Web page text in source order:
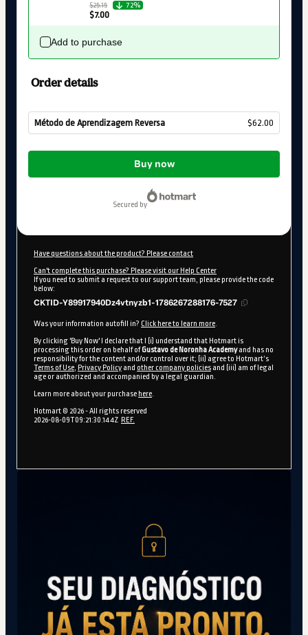
$25.15
72%
$7.00
Add to purchase
Order details
Método de Aprendizagem Reversa $62.00
Total
$62.00
Buy now
secured by
Have questions about the product? Please contact
Can't complete this purchase? Please visit our Help Center
If you need to submit a request to our support team, please provide the code
below:
CKTID-Y89917940Dz4vtnyzb1-1786267288176-7527
Was your information autofill in? Click here to learn more.
By clicking 'Buy Now' I declare that I (i) understand that Hotmart is
processing this order on behalf ofGustavo de Noronha Academyand has no
responsibility for the content and/or control over it; (ii) agree to Hotmart’s
Terms of Use, Privacy Policy and other company policies and (iii) am of legal
age or authorized and accompanied by a legal guardian.
Learn more about your purchase here.
Hotmart © 2026- All rights reserved
2026-08-09T09:21:30.144Z REF.